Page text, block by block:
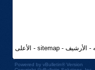
- الأرشيف -
sitemap
- الأعلى
Powered by vBulletin®Version